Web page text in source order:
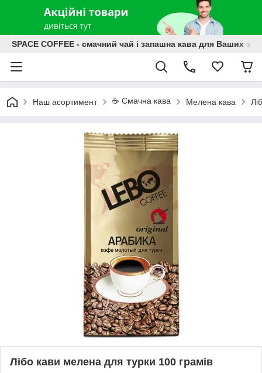
SPACE COFFEE - смачний чай і запашна кава для Ваших
Наш асортимент ☕️ Смачна кава Мелена кава
Лібо кави мелена для турки 100 грамів